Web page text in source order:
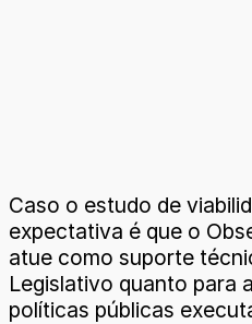
Caso o estudo de
expectativa é que o
atue como suporte
Legislativo quanto para
políticas públicas